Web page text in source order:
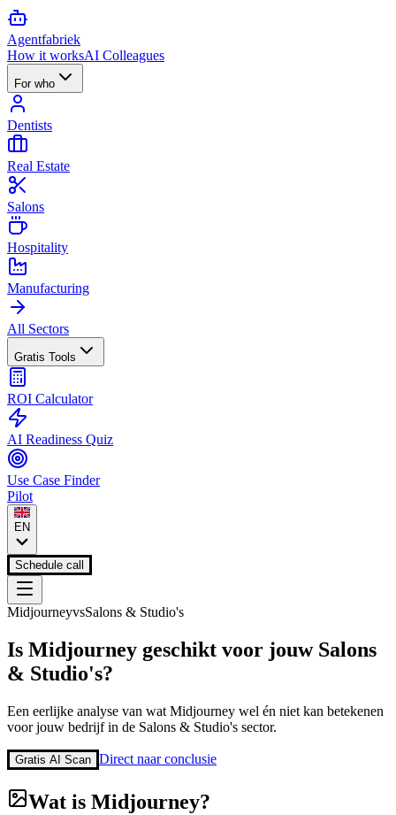
Agentfabriek
How it worksAI Colleagues
For who
Dentists
Real Estate
Salons
Hospitality
Manufacturing
All Sectors
Gratis Tools
ROI Calculator
AI Readiness Quiz
Use Case Finder
Pilot
EN
Schedule call
MidjourneyvsSalons & Studio's
Is Midjourney geschikt voor jouw Salons
& Studio's?
Een eerlijke analyse van wat Midjourney wel én niet kan betekenen
voor jouw bedrijf in de Salons & Studio's sector.
Gratis AI Scan Direct naar conclusie
Wat is Midjourney?